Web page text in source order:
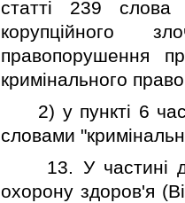
статтi 239 слова
корупцiйного
правопорушення
кримiнального
2) у пунктi 6
словами
13. У частинi
охорону здоров'я